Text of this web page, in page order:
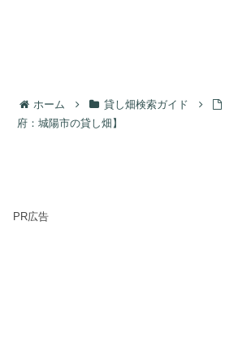
ホーム 貸し畑検索ガイド
府：城陽市の貸し畑】
PR広告